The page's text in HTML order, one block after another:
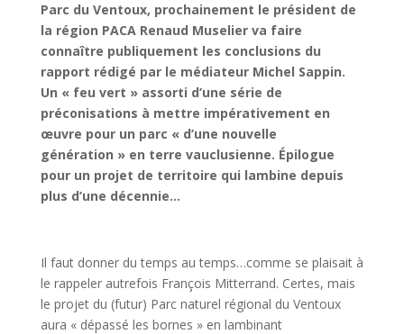
Parc du Ventoux, prochainement le président de
la région PACA Renaud Muselier va faire
connaître publiquement les conclusions du
rapport rédigé par le médiateur Michel Sappin.
Un « feu vert » assorti d’une série de
préconisations à mettre impérativement en
œuvre pour un parc « d’une nouvelle
génération » en terre vauclusienne. Épilogue
pour un projet de territoire qui lambine depuis
plus d’une décennie…
Il faut donner du temps au temps…comme se plaisait à
le rappeler autrefois François Mitterrand. Certes, mais
le projet du (futur) Parc naturel régional du Ventoux
aura « dépassé les bornes » en lambinant